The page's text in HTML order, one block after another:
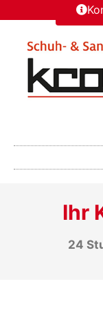
Ihr
24